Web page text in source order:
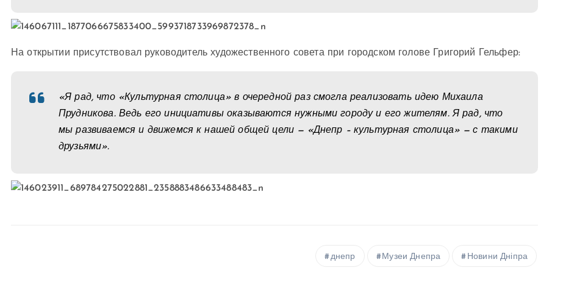
На открытии присутствовал руководитель художественного совета при городском голове Григорий Гельфер:
«Я рад, что «Культурная столица» в очередной раз смогла реализовать идею Михаила
Прудникова. Ведь его инициативы оказываются нужными городу и его жителям. Я рад, что
мы развиваемся и движемся к нашей общей цели — «Днепр – культурная столица» — с такими
друзьями».
днепр Музеи Днепра Новини Дніпра